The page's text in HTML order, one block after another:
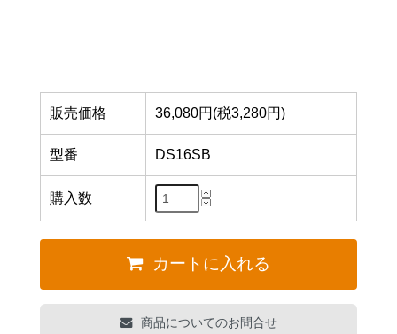
販売価格 36,080円(税3,280円)
型番 DS16SB
購入数
カートに入れる
商品についてのお問合せ